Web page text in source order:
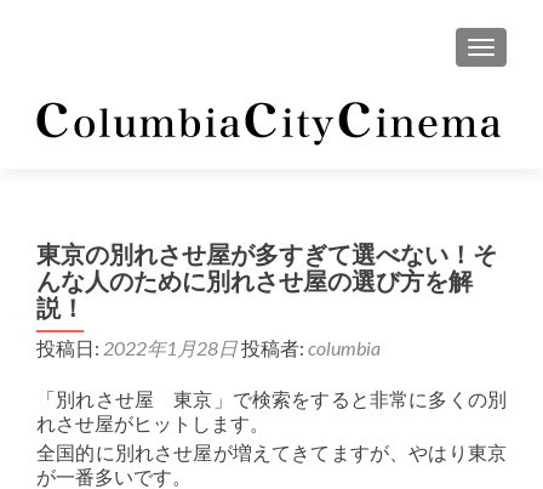
ナビゲ
東京の別れさせ屋が多すぎて選べない！そ
んな人のために別れさせ屋の選び方を解
説！
投稿日: 2022年1月28日投稿者: columbia
「別れさせ屋 東京」で検索をすると非常に多くの別
れさせ屋がヒットします。
全国的に別れさせ屋が増えてきてますが、やはり東京
が一番多いです。